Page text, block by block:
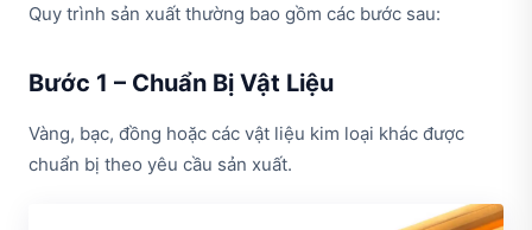
Quy trình sản xuất thường bao gồm các bước sau:
Bước 1 – Chuẩn Bị Vật Liệu
Vàng, bạc, đồng hoặc các vật liệu kim loại khác được
chuẩn bị theo yêu cầu sản xuất.